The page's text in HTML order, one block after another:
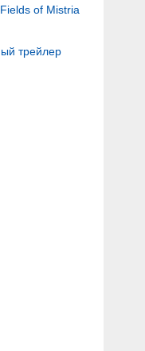
of Mistria
трейлер